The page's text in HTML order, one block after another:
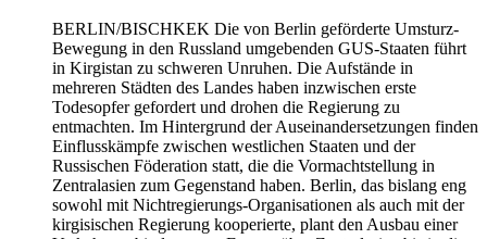
BERLIN/BISCHKEK Die von Berlin geförderte Umsturz-
Bewegung in den Russland umgebenden GUS-Staaten führt
in Kirgistan zu schweren Unruhen. Die Aufstände in
mehreren Städten des Landes haben inzwischen erste
Todesopfer gefordert und drohen die Regierung zu
entmachten. Im Hintergrund der Auseinandersetzungen finden
Einflusskämpfe zwischen westlichen Staaten und der
Russischen Föderation statt, die die Vormachtstellung in
Zentralasien zum Gegenstand haben. Berlin, das bislang eng
sowohl mit Nichtregierungs-Organisationen als auch mit der
kirgisischen Regierung kooperierte, plant den Ausbau einer